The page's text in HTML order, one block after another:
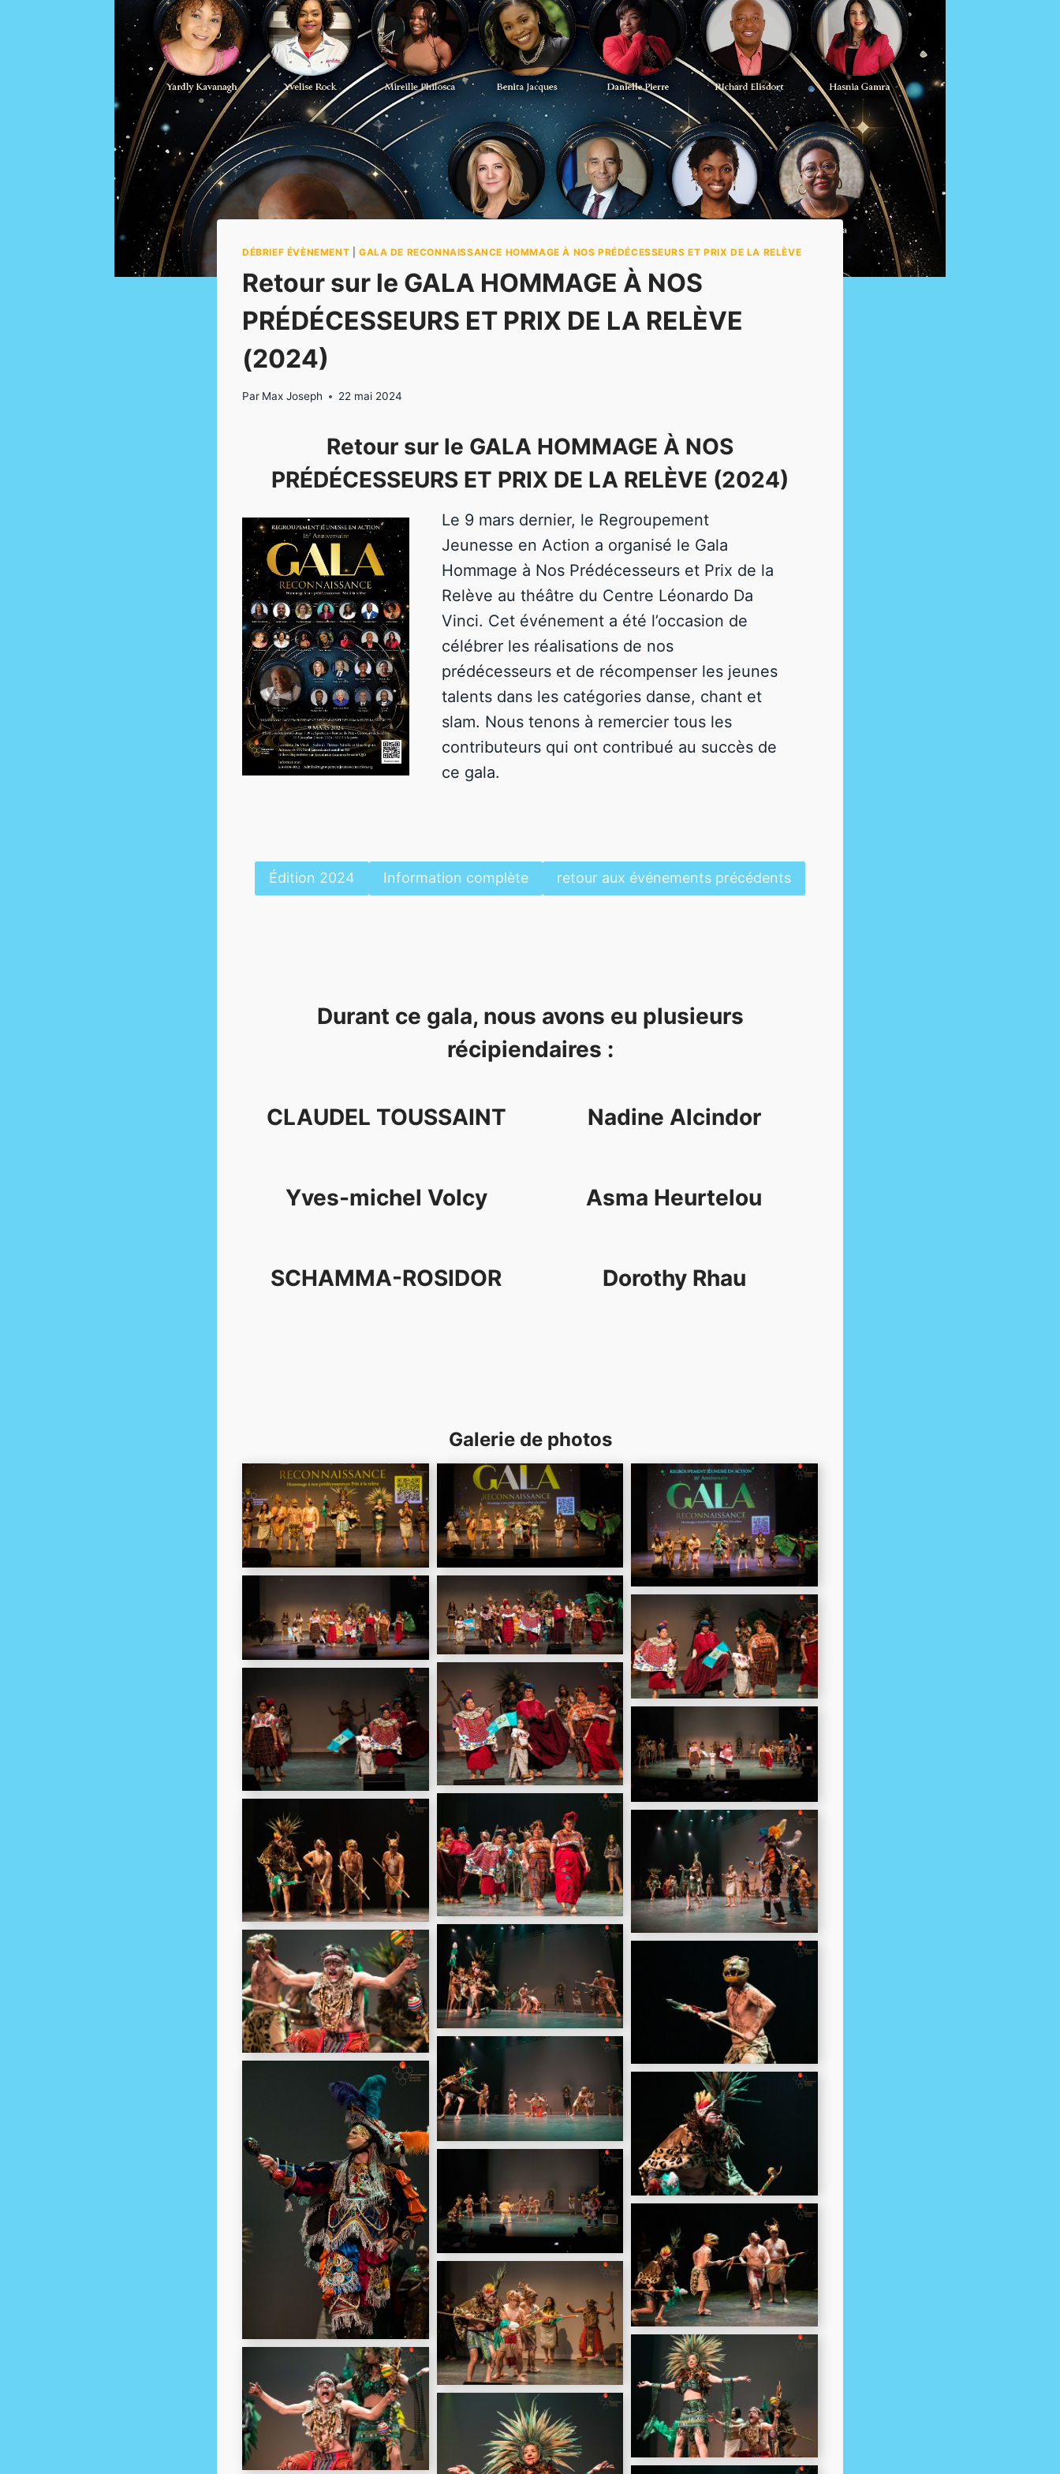
DÉBRIEF ÉVÈNEMENT GALA DE RECONNAISSANCE HOMMAGE À NOS PRÉDÉCESSEURS ET PRIX DE LA RELÈVE
Retour sur le GALA HOMMAGE À NOS
PRÉDÉCESSEURS ET PRIX DE LA RELÈVE
(2024)
Par Max Joseph 22 mai 2024
Retour sur le GALA HOMMAGE À NOS
PRÉDÉCESSEURS ET PRIX DE LA RELÈVE (2024)
Le 9 mars dernier, le Regroupement
Jeunesse en Action a organisé le Gala
Hommage à Nos Prédécesseurs et Prix de la
Relève au théâtre du Centre Léonardo Da
Vinci. Cet événement a été l’occasion de
célébrer les réalisations de nos
prédécesseurs et de récompenser les jeunes
talents dans les catégories danse, chant et
slam. Nous tenons à remercier tous les
contributeurs qui ont contribué au succès de
ce gala.
Édition 2024 Information complète retour aux événements précédents
Durant ce gala, nous avons eu plusieurs
récipiendaires :
CLAUDEL TOUSSAINT Nadine Alcindor
Yves-michel Volcy Asma Heurtelou
SCHAMMA-ROSIDOR Dorothy Rhau
Galerie de photos